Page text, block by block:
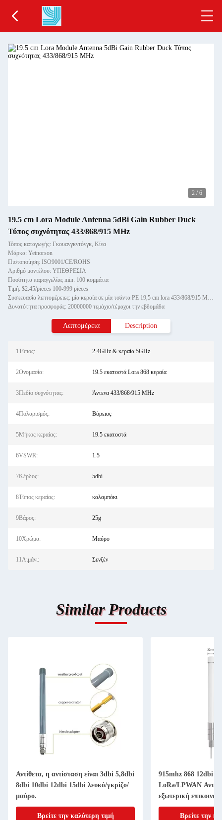
2 / 6
19.5 cm Lora Module Antenna 5dBi Gain Rubber Duck
Τύπος συχνότητας 433/868/915 MHz
Τόπος καταγωγής: Γκουανγκντόνγκ, Κίνα
Μάρκα: Yetnorson
Πιστοποίηση: ISO9001/CE/ROHS
Αριθμό μοντέλου: ΥΠΕΘΡΕΣΙΑ
Ποσότητα παραγγελίας min: 100 κομμάτια
Τιμή: $2.45/pieces 100-999 pieces
Συσκευασία λεπτομέρειες: μία κεραία σε μία τσάντα PE 19,5 cm lora 433/868/915 MHz κεραία 5dbi whip κεραία για τη μονάδα lora.
Δυνατότητα προσφοράς: 20000000 τεμάχιο/τέμαχοι την εβδομάδα
Λεπτομέρεια Description
1Τύπος: 2.4GHz & κεραία 5GHz
2Ονομασία: 19.5 εκατοστά Lora 868 κεραία
3Πεδίο συχνότητας: Άντενα 433/868/915 MHz
4Πολαρισμός: Βόρειος
5Μήκος κεραίας: 19.5 εκατοστά
6VSWR: 1.5
7Κέρδος: 5dbi
8Τύπος κεραίας: καλαμπόκι
9Βάρος: 25g
10Χρώμα: Μαύρο
11Λιμάνι: Σενζέν
Similar Products
Αντίθετα, η αντίσταση είναι 3dbi 5,8dbi
8dbi 10dbi 12dbi 15dbi λευκό/γκρίζο/
μαύρο.
Βρείτε την καλύτερη τιμή
915mhz 868 12dbi
LoRa/LPWAN
εξωτερική
Βρείτε την